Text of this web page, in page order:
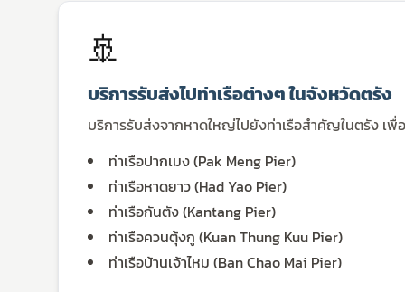
🚢
บริการรับส่งไปท่าเรือต่างๆ ในจังหวัดตรัง
บริการรับส่งจากหาดใหญ่ไปยังท่าเรือสำคัญในตรัง เพื่
ท่าเรือปากเมง (Pak Meng Pier)
ท่าเรือหาดยาว (Had Yao Pier)
ท่าเรือกันตัง (Kantang Pier)
ท่าเรือควนตุ้งกู (Kuan Thung Kuu Pier)
ท่าเรือบ้านเจ้าไหม (Ban Chao Mai Pier)